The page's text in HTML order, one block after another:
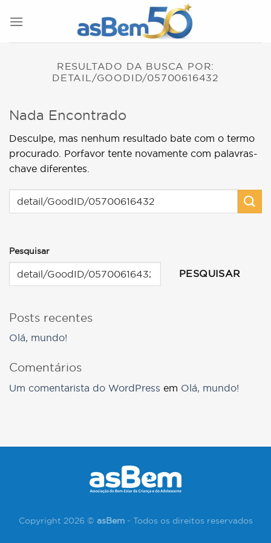
RESULTADO DA BUSCA POR:
DETAIL/GOODID/05700616432
Nada Encontrado
Desculpe, mas nenhum resultado bate com o termo
procurado. Porfavor tente novamente com palavras-
chave diferentes.
Pesquisar
PESQUISAR
Posts recentes
Olá, mundo!
Comentários
Um comentarista do WordPress em Olá, mundo!
Copyright 2026 © asBem- Todos os direitos reservados